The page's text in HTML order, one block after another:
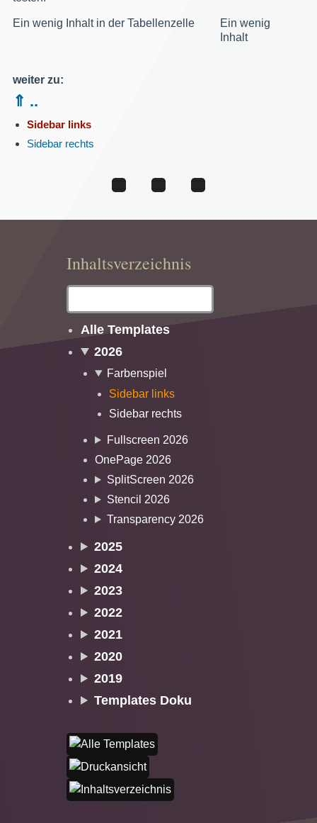
Ein wenig Inhalt in der Tabellenzelle
Ein wenig
Inhalt
weiter zu:
⇑ ..
Sidebar links
Sidebar rechts
Inhaltsverzeichnis
Alle Templates
2026
Farbenspiel
Sidebar links
Sidebar rechts
Fullscreen 2026
OnePage 2026
SplitScreen 2026
Stencil 2026
Transparency 2026
2025
2024
2023
2022
2021
2020
2019
Templates Doku